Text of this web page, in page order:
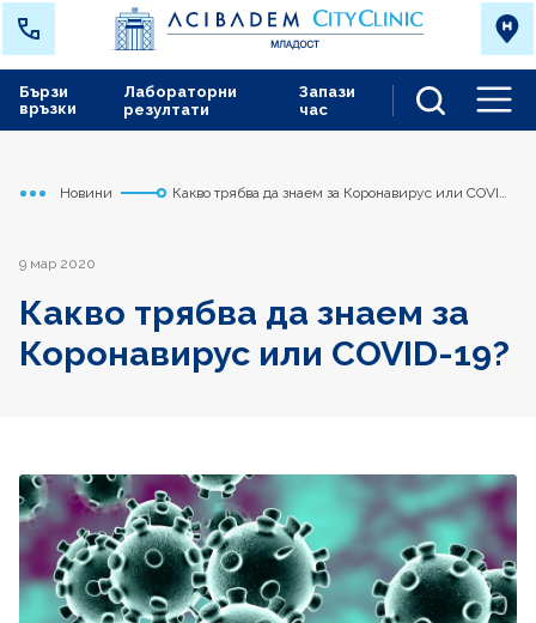
Лабораторни
резултати
Запази
час
Бързи
връзки
Начало
Младост
Новини
Какво трябва да знаем за Коронавирус или COVID-
9 мар 2020
Какво трябва да знаем за
Коронавирус или COVID-19?